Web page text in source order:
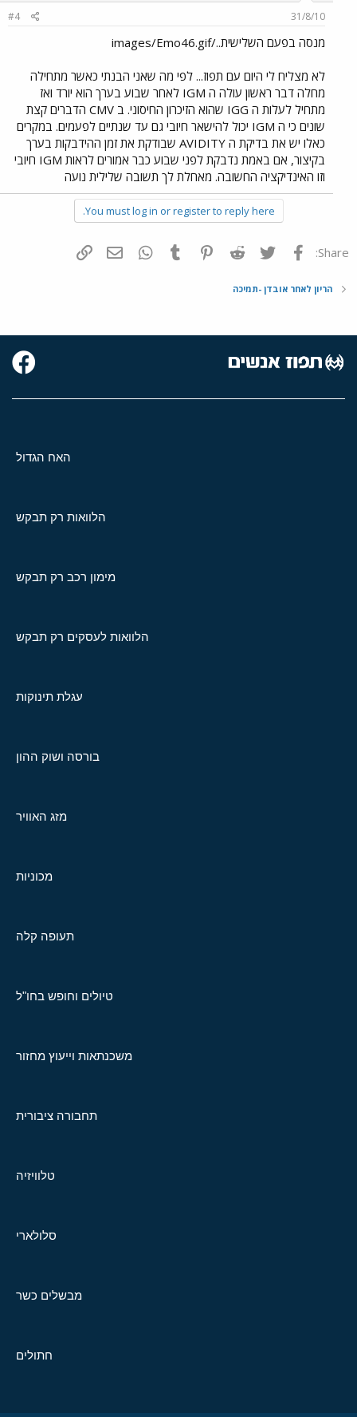
31/8/10
#4
מנסה בפעם השלישית../images/Emo46.gif
לא מצליח לי היום עם תפוז... לפי מה שאני הבנתי כאשר מתחילה
מחלה דבר ראשון עולה ה IGM לאחר שבוע בערך הוא יורד ואז
מתחיל לעלות ה IGG שהוא הזיכרון החיסוני. ב CMV הדברים קצת
שונים כי ה IGM יכול להישאר חיובי גם עד שנתיים לפעמים. במקרים
כאלו יש את בדיקת ה AVIDITY שבודקת את זמן ההידבקות בערך
בקיצור, אם באמת נדבקת לפני שבוע כבר אמורים לראות IGM חיובי
וזו האינדיקציה החשובה. מאחלת לך תשובה שלילית נועה
You must log in or register to reply here.
Share: פייסבוק Twitter
Reddit
Pinterest
Tumblr
WhatsAppדואר אלקטרוני
הריון לאחר אובדן -תמיכה
האח הגדול
הלוואות רק תבקש
מימון רכב רק תבקש
הלוואות לעסקים רק תבקש
עגלת תינוקות
בורסה ושוק ההון
מזג האוויר
מכוניות
תעופה קלה
טיולים וחופש בחו"ל
משכנתאות וייעוץ מחזור
תחבורה ציבורית
טלוויזיה
סלולארי
מבשלים כשר
חתולים